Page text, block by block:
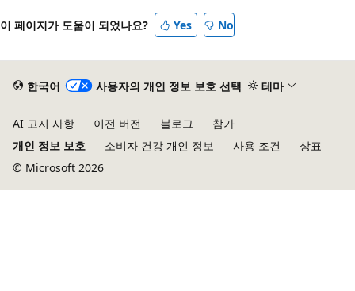
이 페이지가 도움이 되었나요? Yes No
한국어 사용자의 개인 정보 보호 선택 테마
AI 고지 사항 이전 버전 블로그
참가
개인 정보 보호
소비자 건강 개인 정보 사용 조건
상표
© Microsoft 2026